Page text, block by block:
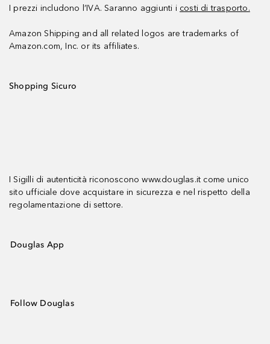
I prezzi includono l’IVA. Saranno aggiunti i costi di trasporto.
Amazon Shipping and all related logos are trademarks of
Amazon.com, Inc. or its affiliates.
Shopping Sicuro
I Sigilli di autenticità riconoscono www.douglas.it come unico
sito ufficiale dove acquistare in sicurezza e nel rispetto della
regolamentazione di settore.
Douglas App
Follow Douglas